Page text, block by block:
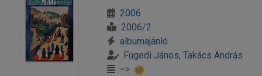
2006
2006/2
albumajánló
Fügedi János, Takács András
=>